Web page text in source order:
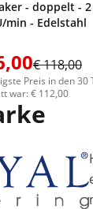
- doppelt - 2
min - Edelstahl
€ 118,00
Preis in den 30
war: € 112,00